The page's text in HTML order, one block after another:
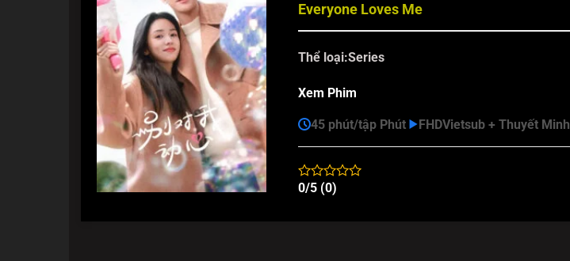
Everyone Loves Me
Thể loại:Series
Xem Phim
45 phút/tập Phút FHDVietsub + Thuyết Minh
0/5 (0)